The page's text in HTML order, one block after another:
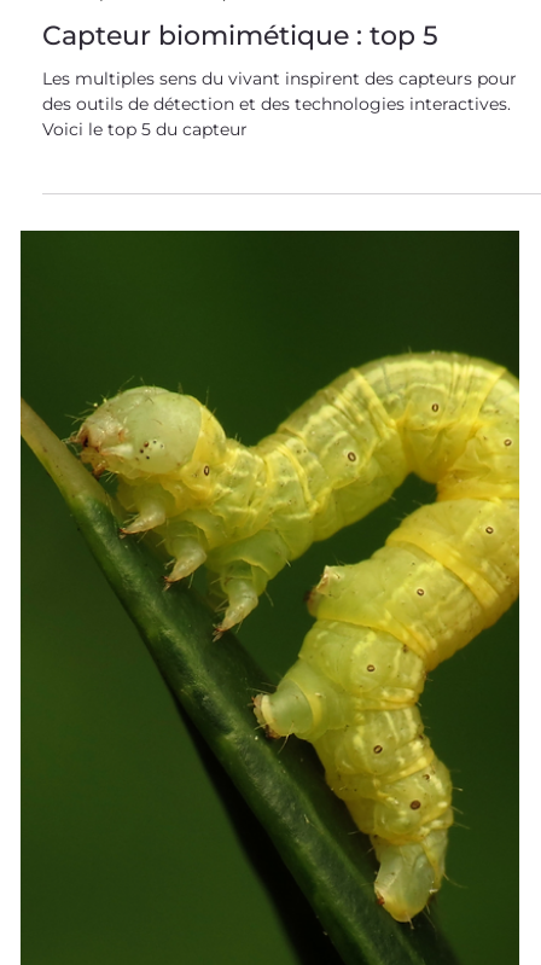
Nos Tops Biomimétiques
Capteur biomimétique : top 5
Les multiples sens du vivant inspirent des capteurs pour